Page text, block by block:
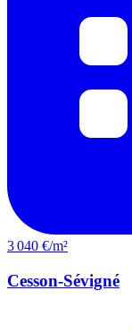
3 040 €/m²
Cesson-Sévigné